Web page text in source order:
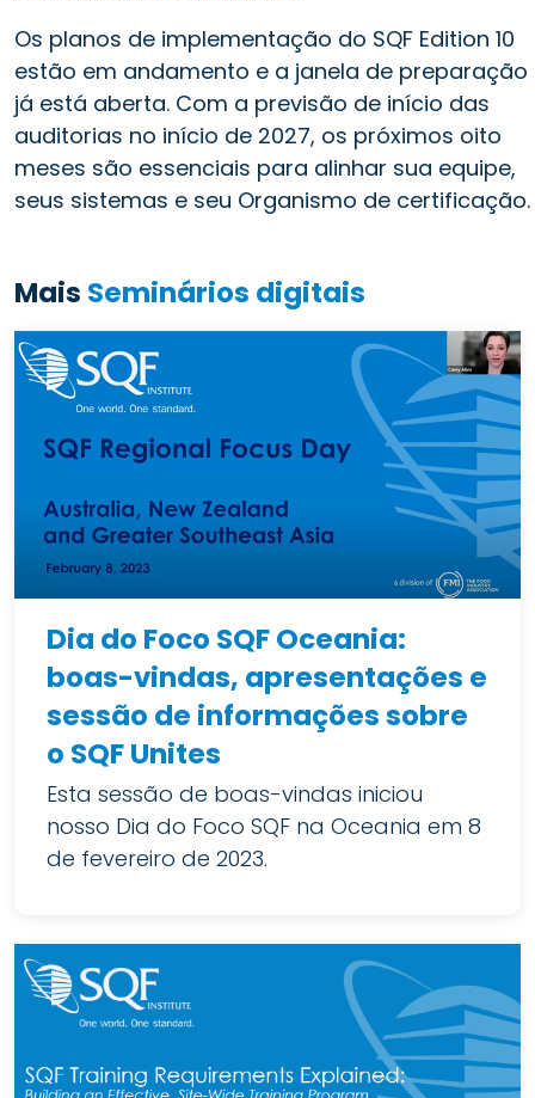
Os planos de implementação do SQF Edition 10
estão em andamento e a janela de preparação
já está aberta. Com a previsão de início das
auditorias no início de 2027, os próximos oito
meses são essenciais para alinhar sua equipe,
seus sistemas e seu Organismo de certificação.
Mais Seminários digitais
Dia do Foco SQF Oceania:
boas-vindas, apresentações e
sessão de informações sobre
o SQF Unites
Esta sessão de boas-vindas iniciou
nosso Dia do Foco SQF na Oceania em 8
de fevereiro de 2023.